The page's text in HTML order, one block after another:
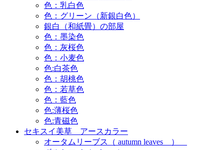
色：乳白色
色：グリーン（新銀白色）
銀白（和紙畳）の部屋
色：墨染色
色：灰桜色
色：小麦色
色:白茶色
色：胡桃色
色：若草色
色：藍色
色:薄桜色
色:青磁色
セキスイ美草 アースカラー
オータムリーブス（ autumn leaves ）